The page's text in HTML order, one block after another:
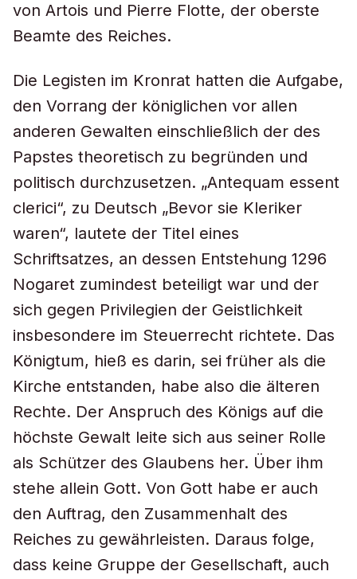
von Artois und Pierre Flotte, der oberste
Beamte des Reiches.
Die Legisten im Kronrat hatten die Aufgabe,
den Vorrang der königlichen vor allen
anderen Gewalten einschließlich der des
Papstes theoretisch zu begründen und
politisch durchzusetzen. „Antequam essent
clerici“, zu Deutsch „Bevor sie Kleriker
waren“, lautete der Titel eines
Schriftsatzes, an dessen Entstehung 1296
Nogaret zumindest beteiligt war und der
sich gegen Privilegien der Geistlichkeit
insbesondere im Steuerrecht richtete. Das
Königtum, hieß es darin, sei früher als die
Kirche entstanden, habe also die älteren
Rechte. Der Anspruch des Königs auf die
höchste Gewalt leite sich aus seiner Rolle
als Schützer des Glaubens her. Über ihm
stehe allein Gott. Von Gott habe er auch
den Auftrag, den Zusammenhalt des
Reiches zu gewährleisten. Daraus folge,
dass keine Gruppe der Gesellschaft, auch